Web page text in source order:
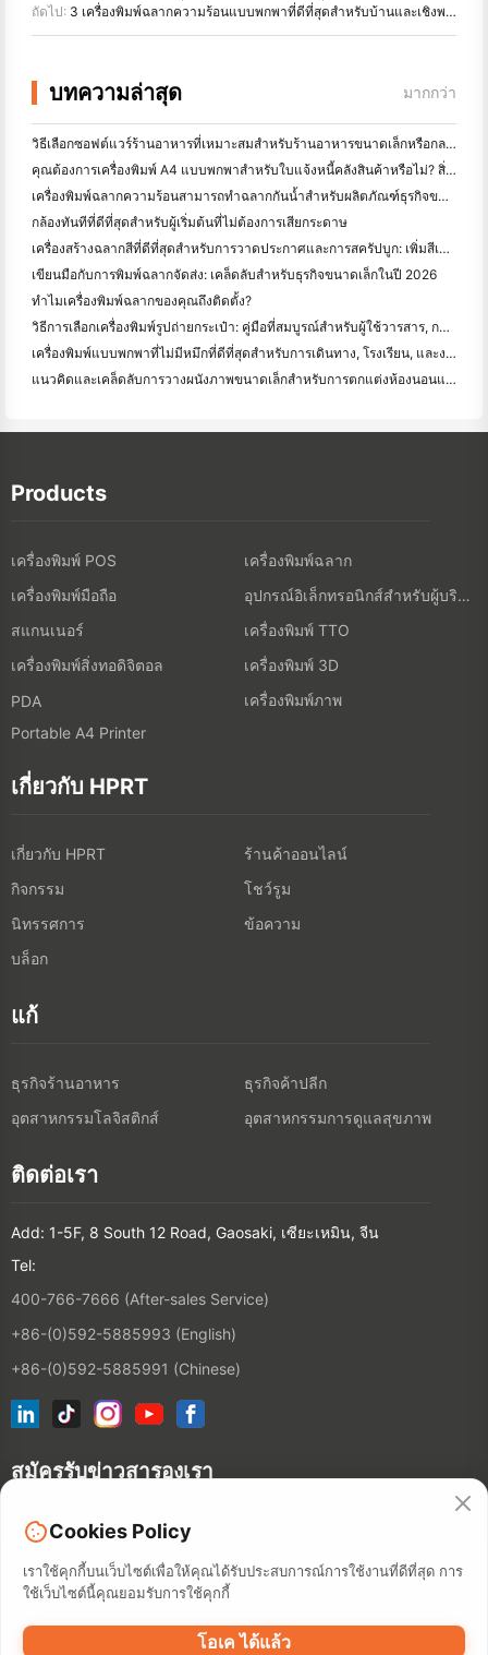
ถัดไป: 3 เครื่องพิมพ์ฉลากความร้อนแบบพกพาที่ดีที่สุดสำหรับบ้านและเชิงพาณิชย์
บทความล่าสุด มากกว่า
วิธีเลือกซอฟต์แวร์ร้านอาหารที่เหมาะสมสำหรับร้านอาหารขนาดเล็กหรือกลางของคุณ
คุณต้องการเครื่องพิมพ์ A4 แบบพกพาสำหรับใบแจ้งหนี้คลังสินค้าหรือไม่? สิ่งที่ทํางานจริง
เครื่องพิมพ์ฉลากความร้อนสามารถทำฉลากกันน้ำสำหรับผลิตภัณฑ์ธุรกิจขนาดเล็กได้หรือไม่?
กล้องทันทีที่ดีที่สุดสําหรับผู้เริ่มต้นที่ไม่ต้องการเสียกระดาษ
เครื่องสร้างฉลากสีที่ดีที่สุดสําหรับการวาดประกาศและการสครัปบูก: เพิ่มสีเพิ่มเติมในทุกหน้า
เขียนมือกับการพิมพ์ฉลากจัดส่ง: เคล็ดลับสําหรับธุรกิจขนาดเล็กในปี 2026
ทำไมเครื่องพิมพ์ฉลากของคุณถึงติดตั้ง?
วิธีการเลือกเครื่องพิมพ์รูปถ่ายกระเป๋า: คู่มือที่สมบูรณ์สําหรับผู้ใช้วารสาร, การเดินทาง, และ iPhone
เครื่องพิมพ์แบบพกพาที่ไม่มีหมึกที่ดีที่สุดสําหรับการเดินทาง, โรงเรียน, และงานมือถือ: Hanin MT620 Pro รีวิว
แนวคิดและเคล็ดลับการวางผนังภาพขนาดเล็กสำหรับการตกแต่งห้องนอนและห้องพัก
Products
เครื่องพิมพ์ POS
เครื่องพิมพ์ฉลาก
เครื่องพิมพ์มือถือ
อุปกรณ์อิเล็กทรอนิกส์สำหรับผู้บริโภค
สแกนเนอร์
เครื่องพิมพ์ TTO
เครื่องพิมพ์สิ่งทอดิจิตอล
เครื่องพิมพ์ 3D
PDA
เครื่องพิมพ์ภาพ
Portable A4 Printer
เกี่ยวกับ HPRT
เกี่ยวกับ HPRT
ร้านค้าออนไลน์
กิจกรรม
โชว์รูม
นิทรรศการ
ข้อความ
บล็อก
แก้
ธุรกิจร้านอาหาร
ธุรกิจค้าปลีก
อุตสาหกรรมโลจิสติกส์
อุตสาหกรรมการดูแลสุขภาพ
ติดต่อเรา
Add: 1-5F, 8 South 12 Road, Gaosaki, เซียะเหมิน, จีน
Tel:
400-766-7666 (After-sales Service)
+86-(0)592-5885993 (English)
+86-(0)592-5885991 (Chinese)
สมัครรับข่าวสารองเรา
©2026 XIAMEN HANIN CO., LTD.นโยบายความเป็นส่วนตัว
ระยะ
Cookies Policy
เราใช้คุกกี้บนเว็บไซต์เพื่อให้คุณได้รับประสบการณ์การใช้งานที่ดีที่สุด การ
ใช้เว็บไซต์นี้คุณยอมรับการใช้คุกกี้
โอเค ได้แล้ว